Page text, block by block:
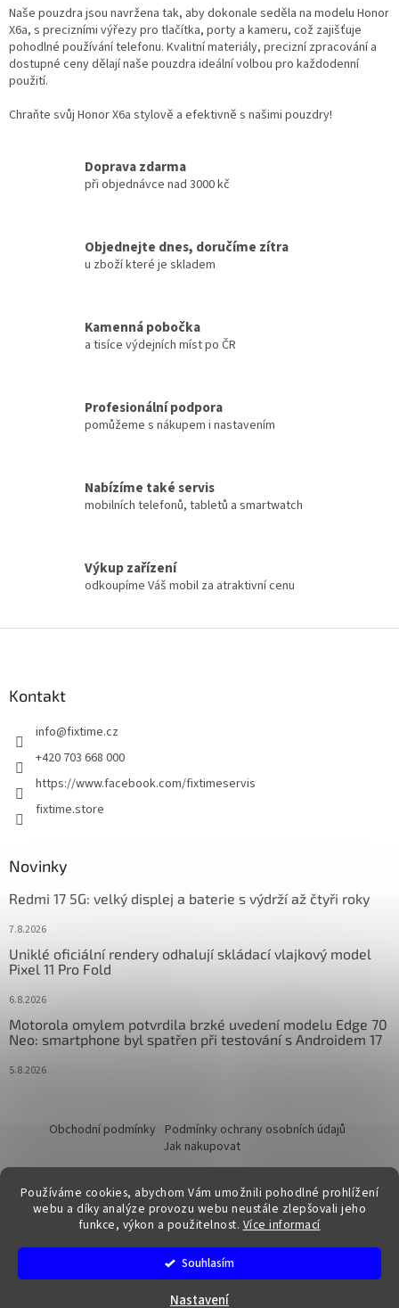
Používáme cookies, abychom Vám umožnili pohodlné prohlížení
webu a díky analýze provozu webu neustále zlepšovali jeho
funkce, výkon a použitelnost. Více informací
Souhlasím
Nastavení
Naše pouzdra jsou navržena tak, aby dokonale seděla na modelu Honor
X6a, s precizními výřezy pro tlačítka, porty a kameru, což zajišťuje
pohodlné používání telefonu. Kvalitní materiály, precizní zpracování a
dostupné ceny dělají naše pouzdra ideální volbou pro každodenní
použití.
Chraňte svůj Honor X6a stylově a efektivně s našimi pouzdry!
Doprava zdarma
při objednávce nad 3000 kč
Objednejte dnes, doručíme zítra
u zboží které je skladem
Kamenná pobočka
a tisíce výdejních míst po ČR
Profesionální podpora
pomůžeme s nákupem i nastavením
Nabízíme také servis
mobilních telefonů, tabletů a smartwatch
Výkup zařízení
odkoupíme Váš mobil za atraktivní cenu
Kontakt
info@fixtime.cz
+420 703 668 000
https://www.facebook.com/fixtimeservis
fixtime.store
Novinky
Redmi 17 5G: velký displej a baterie s výdrží až čtyři roky
7.8.2026
Uniklé oficiální rendery odhalují skládací vlajkový model
Pixel 11 Pro Fold
6.8.2026
Motorola omylem potvrdila brzké uvedení modelu Edge 70
Neo: smartphone byl spatřen při testování s Androidem 17
5.8.2026
Obchodní podmínky Podmínky ochrany osobních údajů
Jak nakupovat
Vytvořil Shoptet